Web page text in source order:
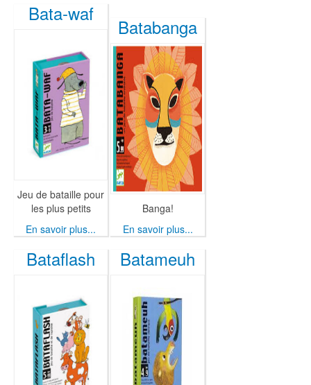
Bata-waf
Jeu de bataille pour
les plus petits
En savoir plus...
Batabanga
Banga!
En savoir plus...
Bataflash Batameuh